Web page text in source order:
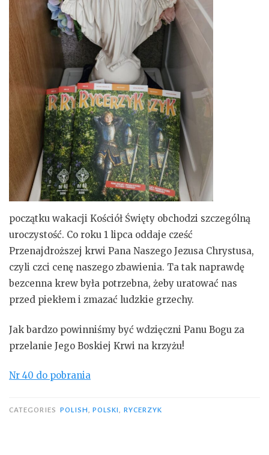
początku wakacji Kościół Święty obchodzi szczególną
uroczystość. Co roku 1 lipca oddaje cześć
Przenajdroższej krwi Pana Naszego Jezusa Chrystusa,
czyli czci cenę naszego zbawienia. Ta tak naprawdę
bezcenna krew była potrzebna, żeby uratować nas
przed piekłem i zmazać ludzkie grzechy.
Jak bardzo powinniśmy być wdzięczni Panu Bogu za
przelanie Jego Boskiej Krwi na krzyżu!
Nr 40 do pobrania
CATEGORIES POLISH POLSKI RYCERZYK